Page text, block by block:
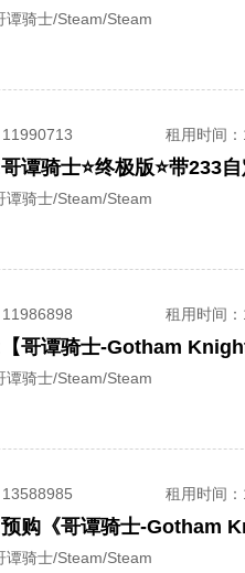
谭骑士/Steam/Steam
11990713 租用时间
哥谭骑士⭐终极版⭐带233
谭骑士/Steam/Steam
11986898 租用时间
【哥谭骑士-Gotham
谭骑士/Steam/Steam
13588985 租用时间
预购《哥谭骑士-Gotham
谭骑士/Steam/Steam